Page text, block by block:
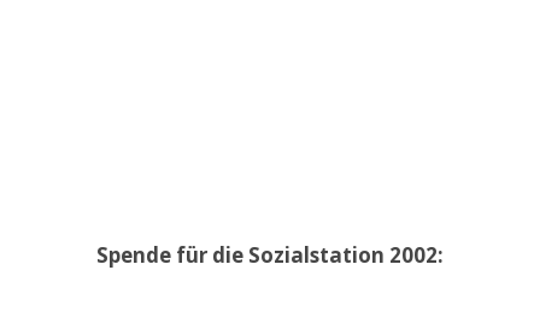
Spende für die Sozialstation 2002: